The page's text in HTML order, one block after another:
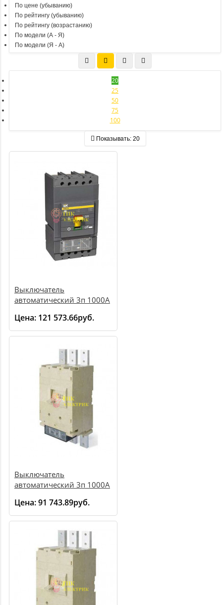
По цене (убыванию)
По рейтингу (убыванию)
По рейтингу (возрастанию)
По модели (A - Я)
По модели (Я - A)
20
25
50
75
100
Показывать: 20
Выключатель
автоматический 3п 1000А
расцеп. SVA61-3-1000-R
Цена: 121 573.66руб.
Выключатель
автоматический 3п 1000А
передн. подкл. Cu шина
(кабель с каб. наконеч.)
Цена:91 743.89руб.